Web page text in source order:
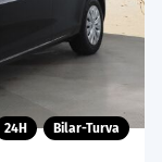
24H Bilar-Turva